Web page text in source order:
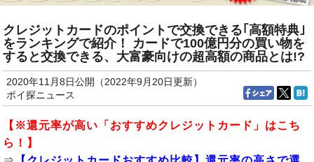
クレジットカードのポイントで交換できる｢高額特典｣
をランキングで紹介！ カードで100億円分の買い物を
すると交換できる、大富豪向けの超高額の商品とは!?
2020年11月8日公開（2022年9月20日更新）
ポイ探ニュース
【※還元率が高い「おすすめクレジットカード」はこち
ら！】